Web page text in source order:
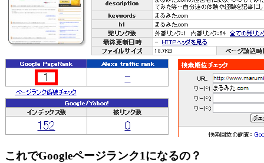
これでGoogleページランク1になるの？